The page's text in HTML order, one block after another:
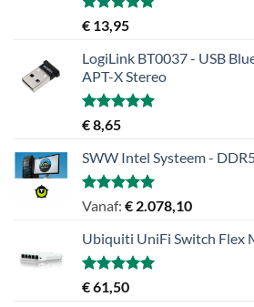
Gewaardeerd
uit 5
€ 13,95
LogiLink BT0037 - USB
APT-X Stereo
Gewaardeerd
5.00
€8,65
SWW Intel Systeem -
Gewaardeerd
Vanaf: € 2.078,10
Ubiquiti UniFi Switch Flex
Gewaardeerd
uit 5
€61,50